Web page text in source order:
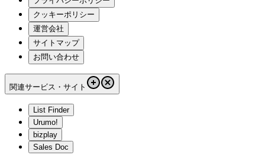
クッキーポリシー
運営会社
サイトマップ
お問い合わせ
関連サービス・サイト
List Finder
Urumo!
bizplay
Sales Doc